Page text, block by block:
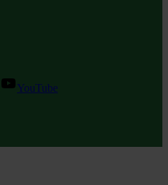
YouTube